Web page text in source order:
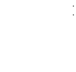
・
・